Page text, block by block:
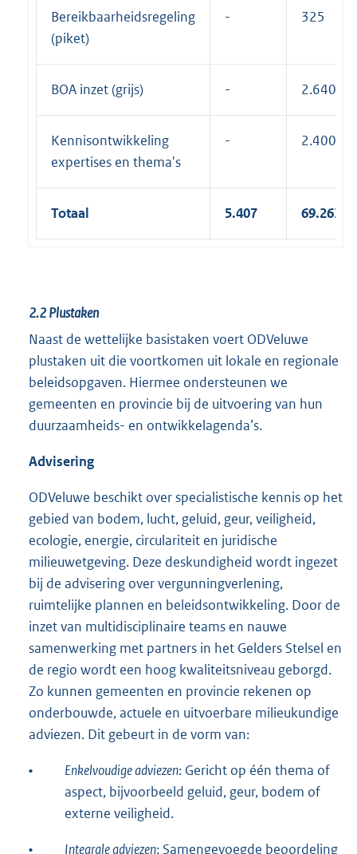
Bereikbaarheidsregeling
(piket)
- 325
BOA inzet (grijs) - 2.640
Kennisontwikkeling
expertises en thema's
- 2.400
Totaal 5.407 69.263
2.2Plustaken
Naast de wettelijke basistaken voert ODVeluwe
plustaken uit die voortkomen uit lokale en regionale
beleidsopgaven. Hiermee ondersteunen we
gemeenten en provincie bij de uitvoering van hun
duurzaamheids- en ontwikkelagenda’s.
Advisering
ODVeluwe beschikt over specialistische kennis op het
gebied van bodem, lucht, geluid, geur, veiligheid,
ecologie, energie, circulariteit en juridische
milieuwetgeving. Deze deskundigheid wordt ingezet
bij de advisering over vergunningverlening,
ruimtelijke plannen en beleidsontwikkeling. Door de
inzet van multidisciplinaire teams en nauwe
samenwerking met partners in het Gelders Stelsel en
de regio wordt een hoog kwaliteitsniveau geborgd.
Zo kunnen gemeenten en provincie rekenen op
onderbouwde, actuele en uitvoerbare milieukundige
adviezen. Dit gebeurt in de vorm van:
• Enkelvoudige adviezen: Gericht op één thema of
aspect, bijvoorbeeld geluid, geur, bodem of
externe veiligheid.
• Integrale adviezen: Samengevoegde beoordeling